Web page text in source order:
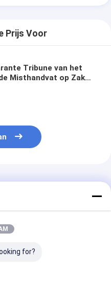
Prijs Voor
Tribune van het
Misthandvat op Zak
for?